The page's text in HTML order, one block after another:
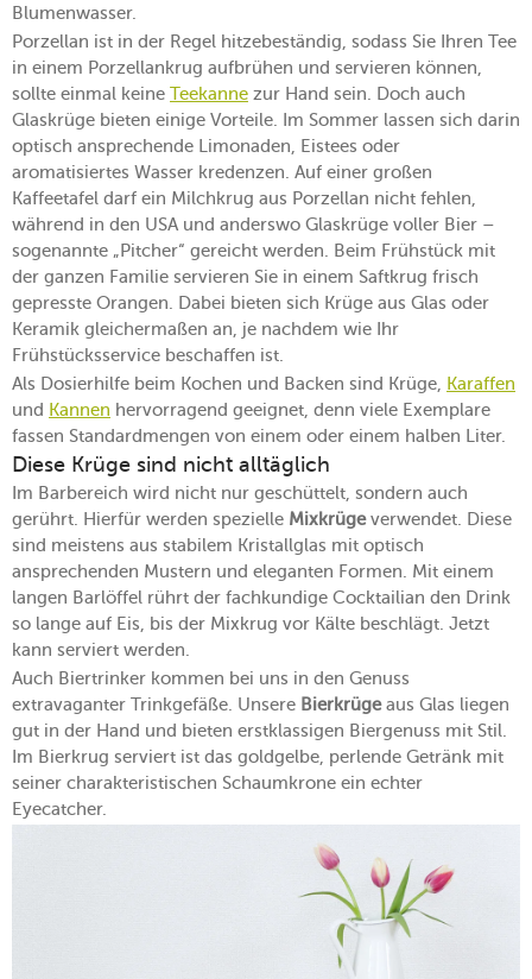
Blumenwasser.
Porzellan ist in der Regel hitzebeständig, sodass Sie Ihren Tee
in einem Porzellankrug aufbrühen und servieren können,
sollte einmal keine Teekanne zur Hand sein. Doch auch
Glaskrüge bieten einige Vorteile. Im Sommer lassen sich darin
optisch ansprechende Limonaden, Eistees oder
aromatisiertes Wasser kredenzen. Auf einer großen
Kaffeetafel darf ein Milchkrug aus Porzellan nicht fehlen,
während in den USA und anderswo Glaskrüge voller Bier –
sogenannte „Pitcher“ gereicht werden. Beim Frühstück mit
der ganzen Familie servieren Sie in einem Saftkrug frisch
gepresste Orangen. Dabei bieten sich Krüge aus Glas oder
Keramik gleichermaßen an, je nachdem wie Ihr
Frühstücksservice beschaffen ist.
Als Dosierhilfe beim Kochen und Backen sind Krüge, Karaffen
und Kannen hervorragend geeignet, denn viele Exemplare
fassen Standardmengen von einem oder einem halben Liter.
Diese Krüge sind nicht alltäglich
Im Barbereich wird nicht nur geschüttelt, sondern auch
gerührt. Hierfür werden spezielle Mixkrügeverwendet. Diese
sind meistens aus stabilem Kristallglas mit optisch
ansprechenden Mustern und eleganten Formen. Mit einem
langen Barlöffel rührt der fachkundige Cocktailian den Drink
so lange auf Eis, bis der Mixkrug vor Kälte beschlägt. Jetzt
kann serviert werden.
Auch Biertrinker kommen bei uns in den Genuss
extravaganter Trinkgefäße. Unsere Bierkrügeaus Glas liegen
gut in der Hand und bieten erstklassigen Biergenuss mit Stil.
Im Bierkrug serviert ist das goldgelbe, perlende Getränk mit
seiner charakteristischen Schaumkrone ein echter
Eyecatcher.